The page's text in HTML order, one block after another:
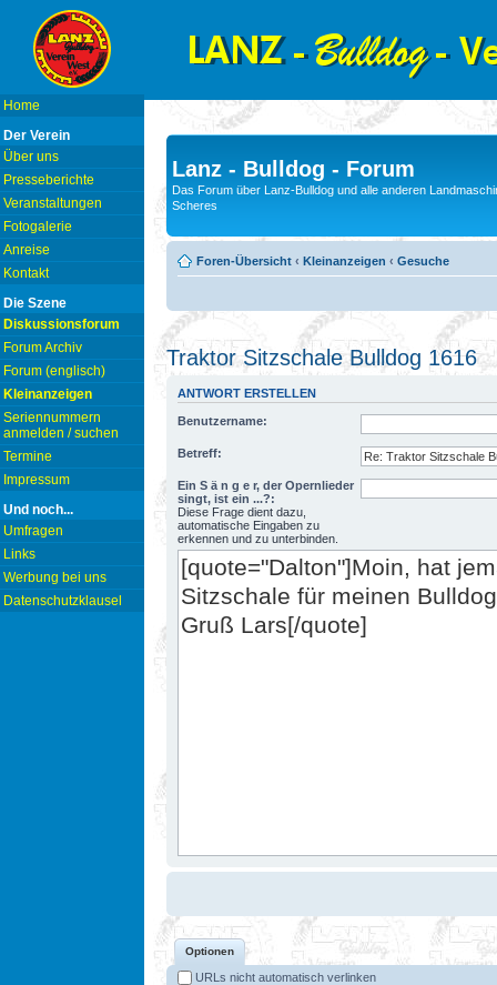
Home
Der Verein
Über uns
Presseberichte
Veranstaltungen
Fotogalerie
Anreise
Kontakt
Die Szene
Diskussionsforum
Forum Archiv
Forum (englisch)
Kleinanzeigen
Seriennummern
anmelden / suchen
Termine
Impressum
Und noch...
Umfragen
Links
Werbung bei uns
Datenschutzklausel
Lanz - Bulldog - Forum
Das Forum über Lanz-Bulldog und alle anderen
Scheres
Foren-Übersicht ‹ Kleinanzeigen ‹ Gesuche
Traktor Sitzschale Bulldog 1616
ANTWORT ERSTELLEN
Benutzername:
Betreff:
Ein S ä n g e r, der Opernlieder
singt, ist ein ...?:
Diese Frage dient dazu,
automatische Eingaben zu
erkennen und zu unterbinden.
Optionen
URLs nicht automatisch verlinken